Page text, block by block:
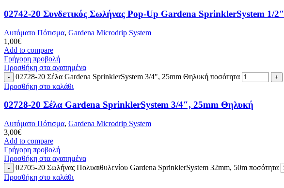
02742-20 Συνδετικός Σωλήνας Pop-Up Gardena SprinklerSystem 1/2″
Αυτόματο Πότισμα, Gardena Microdrip System
1,00€
Add to compare
Γρήγορη προβολή
Προσθήκη στα αγαπημένα
02728-20 Σέλα Gardena SprinklerSystem 3/4", 25mm Θηλυκή ποσότητα
Προσθήκη στο καλάθι
02728-20 Σέλα Gardena SprinklerSystem 3/4″, 25mm Θηλυκή
Αυτόματο Πότισμα, Gardena Microdrip System
3,00€
Add to compare
Γρήγορη προβολή
Προσθήκη στα αγαπημένα
02705-20 Σωλήνας Πολυαιθυλενίου Gardena SprinklerSystem 32mm, 50m ποσότητα
Προσθήκη στο καλάθι